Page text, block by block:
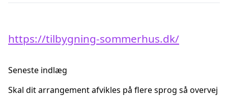
https://tilbygning-sommerhus.dk/
Seneste indlæg
Skal dit arrangement afvikles på flere sprog så overvej